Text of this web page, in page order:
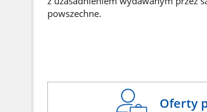
powszechne.
Oferty